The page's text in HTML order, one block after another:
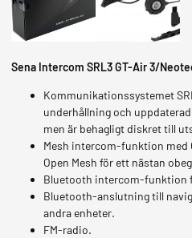
Sena Intercom SRL3 GT-Air 3/
Kommunikationssystemet
underhållning och
men är behagligt diskret till
Mesh intercom-funktion med
Open Mesh för ett nästan
Bluetooth intercom-funktion
Bluetooth-anslutning till
andra enheter.
FM-radio.